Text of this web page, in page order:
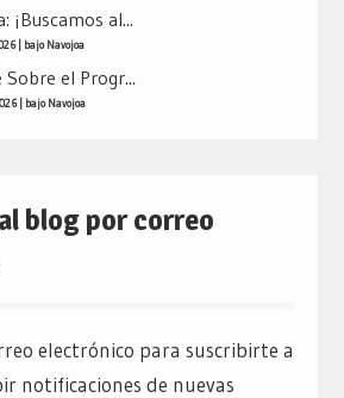
¡Buscamos al...
| bajoNavojoa
el Progr...
| bajoNavojoa
blog por correo
electrónico para suscribirte a
notificaciones de nuevas